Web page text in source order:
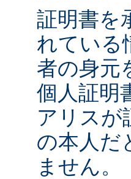
証明書を
れている
者の身元
個人証明
アリスが
の本人だ
ません。